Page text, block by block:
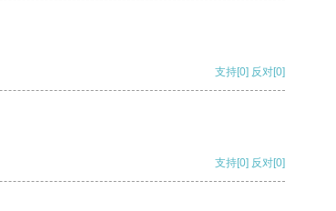
支持[0] 反对[0]
支持[0] 反对[0]